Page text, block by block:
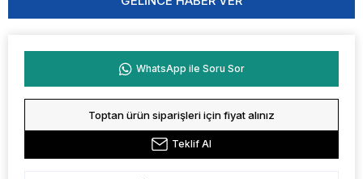
WhatsApp ile Soru Sor
Toptan ürün siparişleri için fiyat alınız
Teklif Al